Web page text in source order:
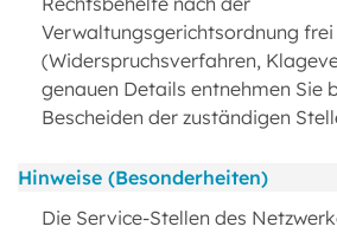
Verwaltungsgerichtsordnung frei
(Widerspruchsverfahren,
genauen Details entnehmen Sie
Bescheiden der zuständigen
Hinweise (Besonderheiten)
Die Service-Stellen des